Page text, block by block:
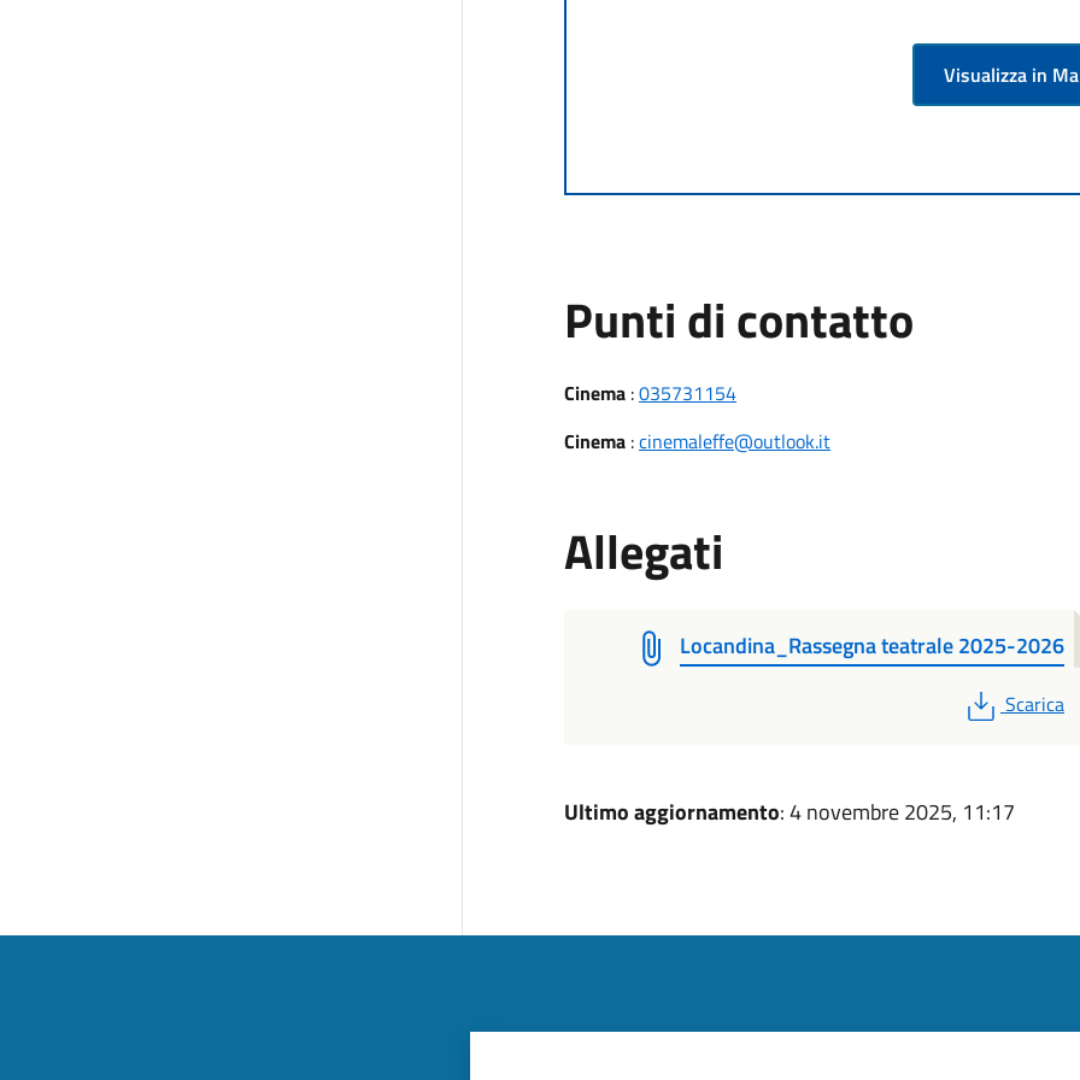
Visualizza in
Punti di contatto
Cinema:035731154
Cinema:cinemaleffe@outlook.it
Allegati
Locandina_Rassegna teatrale 2025-2026
PDF
Scarica
Ultimo aggiornamento: 4 novembre 2025, 11:17